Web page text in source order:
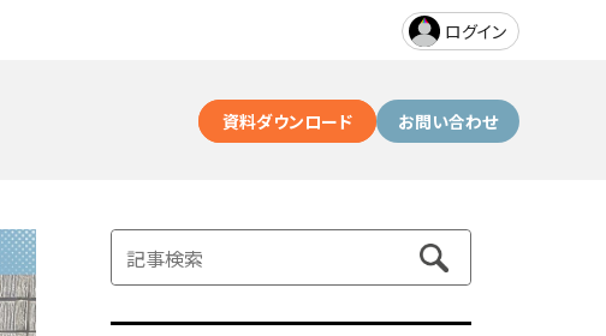
ログイン
資料ダウンロード お問い合わせ